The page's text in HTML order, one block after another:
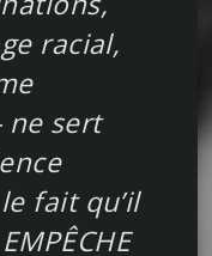
racial,
ne sert
fait qu’il